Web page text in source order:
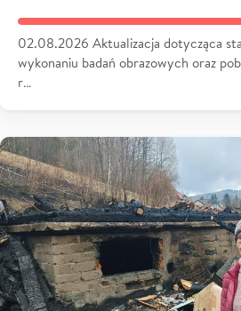
02.08.2026 Aktualizacja dotycząca
wykonaniu badań obrazowych oraz
r…